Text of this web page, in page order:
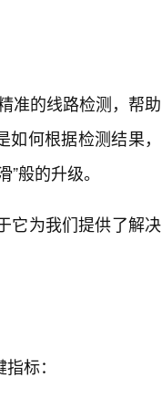
准的线路检测，帮助
何根据检测结果，
般的升级。
它为我们提供了解决
标：